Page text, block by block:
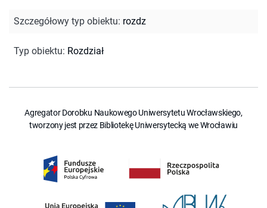
Szczegółowy typ obiektu: rozdz
Typ obiektu: Rozdział
Agregator Dorobku Naukowego Uniwersytetu Wrocławskiego,
tworzony jest przez Bibliotekę Uniwersytecką we Wrocławiu